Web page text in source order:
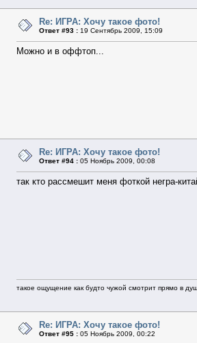
Re: ИГРА: Хочу такое фото!
Ответ #93 : 19 Сентябрь 2009, 15:09
Можно и в оффтоп...
Re: ИГРА: Хочу такое фото!
Ответ #94 : 05 Ноябрь 2009, 00:08
так кто рассмешит меня фоткой негра-
такое ощущение как будто чужой смотрит прямо в
Re: ИГРА: Хочу такое фото!
Ответ #95 : 05 Ноябрь 2009, 00:22